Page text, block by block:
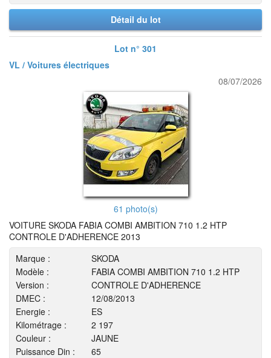
Détail du lot
Lot n° 301
VL / Voitures électriques
08/07/2026
61 photo(s)
VOITURE SKODA FABIA COMBI AMBITION 710 1.2 HTP
CONTROLE D'ADHERENCE 2013
Marque :
SKODA
Modèle :
FABIA COMBI AMBITION 710 1.2 HTP
Version :
CONTROLE D'ADHERENCE
DMEC :
12/08/2013
Energie :
ES
Kilométrage :
2 197
Couleur :
JAUNE
Puissance Din :
65